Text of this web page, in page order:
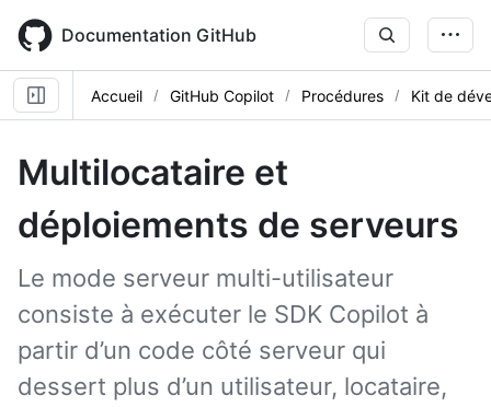
main
content
Documentation GitHub
Accueil GitHub Copilot Procédures Kit de
Multilocataire et
déploiements de serveurs
Le mode serveur multi-utilisateur
consiste à exécuter le SDK Copilot à
partir d’un code côté serveur qui
dessert plus d’un utilisateur, locataire,